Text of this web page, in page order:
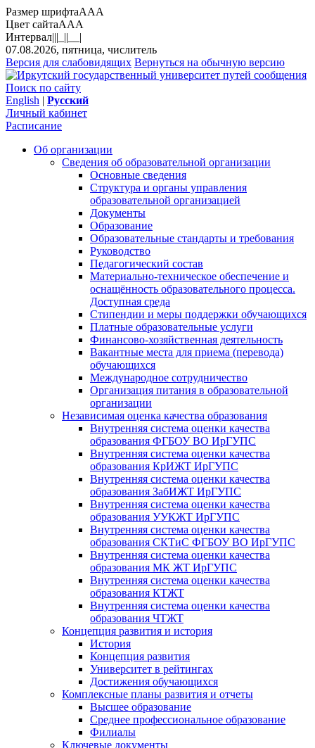
Размер шрифтаAAA
Цвет сайтаAAA
Интервал|||_||__|
07.08.2026, пятница, числитель
Версия для слабовидящих Вернуться на обычную версию
Поиск по сайту
English | Русский
Личный кабинет
Расписание
Об организации
Сведения об образовательной организации
Основные сведения
Структура и органы управления
образовательной организацией
Документы
Образование
Образовательные стандарты и требования
Руководство
Педагогический состав
Материально-техническое обеспечение и
оснащённость образовательного процесса.
Доступная среда
Стипендии и меры поддержки обучающихся
Платные образовательные услуги
Финансово-хозяйственная деятельность
Вакантные места для приема (перевода)
обучающихся
Международное сотрудничество
Организация питания в образовательной
организации
Независимая оценка качества образования
Внутренняя система оценки качества
образования ФГБОУ ВО ИрГУПС
Внутренняя система оценки качества
образования КрИЖТ ИрГУПС
Внутренняя система оценки качества
образования ЗабИЖТ ИрГУПС
Внутренняя система оценки качества
образования УУКЖТ ИрГУПС
Внутренняя система оценки качества
образования СКТиС ФГБОУ ВО ИрГУПС
Внутренняя система оценки качества
образования МК ЖТ ИрГУПС
Внутренняя система оценки качества
образования КТЖТ
Внутренняя система оценки качества
образования ЧТЖТ
Концепция развития и история
История
Концепция развития
Университет в рейтингах
Достижения обучающихся
Комплексные планы развития и отчеты
Высшее образование
Среднее профессиональное образование
Филиалы
Ключевые документы